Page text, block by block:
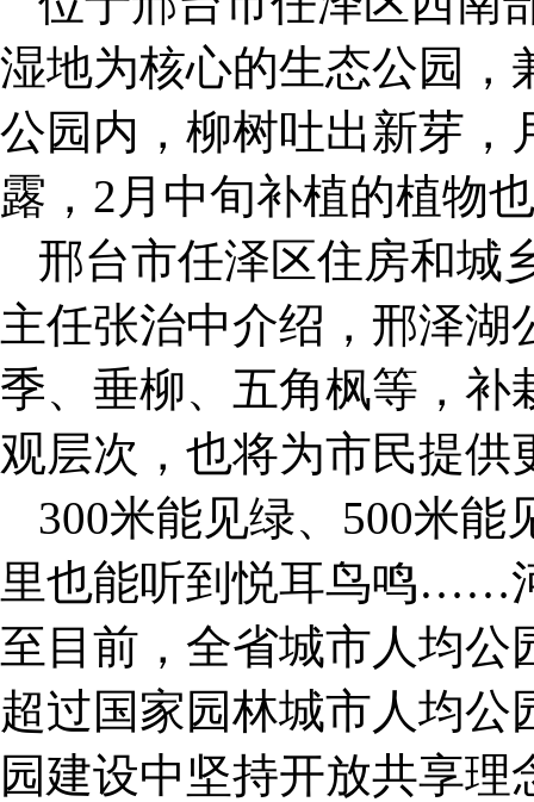
湿地为核心的生态公园，
公园内，柳树吐出新芽，
露，2月中旬补植的植物
邢台市任泽区住房和城
主任张治中介绍，邢泽
季、垂柳、五角枫等，补
观层次，也将为市民提供
300米能见绿、500米
里也能听到悦耳鸟鸣……
至目前，全省城市人均公
超过国家园林城市人均
园建设中坚持开放共享